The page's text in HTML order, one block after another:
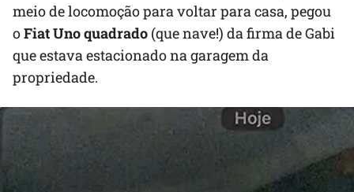
meio de locomoção para voltar para casa, pegou
oFiat Uno quadrado (que nave!) da firma de Gabi
que estava estacionado na garagem da
propriedade.